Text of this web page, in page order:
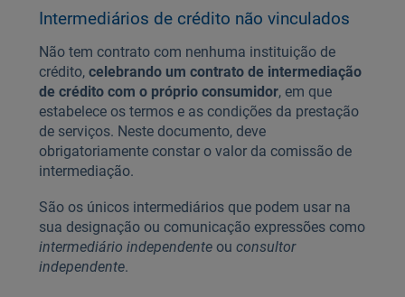
Intermediários de crédito não vinculados
Não tem contrato com nenhuma instituição de
crédito, celebrando um contrato de intermediação
de crédito com o próprio consumidor, em que
estabelece os termos e as condições da prestação
de serviços. Neste documento, deve
obrigatoriamente constar o valor da comissão de
intermediação.
São os únicos intermediários que podem usar na
sua designação ou comunicação expressões como
intermediário independenteou consultor
independente.